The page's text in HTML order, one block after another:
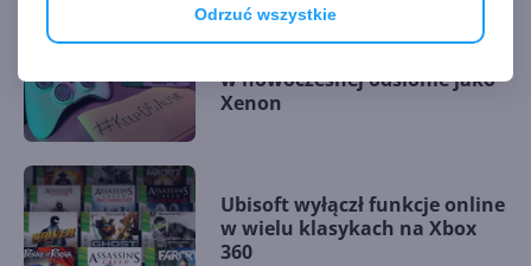
Odrzuć wszystkie
w nowoczesnej odsłonie jako
Xenon
Ubisoft wyłączł funkcje online
w wielu klasykach na Xbox
360